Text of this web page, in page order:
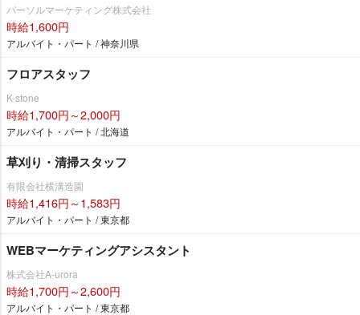
パーソルマーケティング株式会社
時給1,600円
アルバイト・パート / 神奈川県
フロアスタッフ
K-stone
時給1,700円～2,000円
アルバイト・パート / 北海道
草刈り・清掃スタッフ
有限会社横溝造園
時給1,416円～1,583円
アルバイト・パート / 東京都
WEBマーケティングアシスタント
株式会社A-urora
時給1,700円～2,600円
アルバイト・パート / 東京都